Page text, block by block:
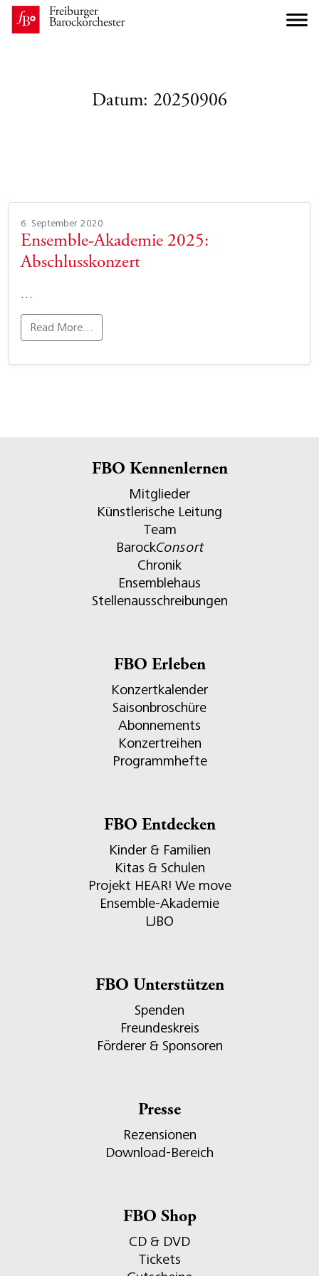
Datum: 20250906
6. September 2020
Ensemble-Akademie 2025:
Abschlusskonzert
…
Read More…
FBO Kennenlernen
Mitglieder
Künstlerische Leitung
Team
BarockConsort
Chronik
Ensemblehaus
Stellenausschreibungen
FBO Erleben
Konzertkalender
Saisonbroschüre
Abonnements
Konzertreihen
Programmhefte
FBO Entdecken
Kinder & Familien
Kitas & Schulen
Projekt HEAR! We move
Ensemble-Akademie
LJBO
FBO Unterstützen
Spenden
Freundeskreis
Förderer & Sponsoren
Presse
Rezensionen
Download-Bereich
FBO Shop
CD & DVD
Tickets